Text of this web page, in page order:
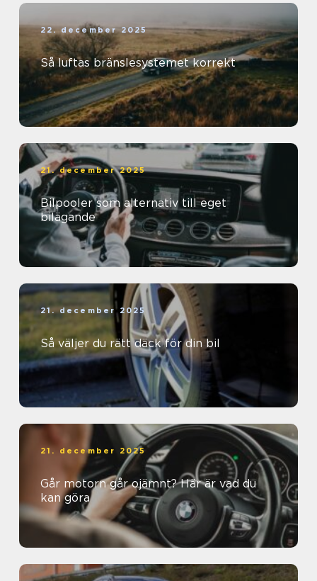
22. december 2025
Så luftas bränslesystemet korrekt
21. december 2025
Bilpooler som alternativ till eget
bilägande
21. december 2025
Så väljer du rätt däck för din bil
21. december 2025
Går motorn går ojämnt? Här är vad du
kan göra